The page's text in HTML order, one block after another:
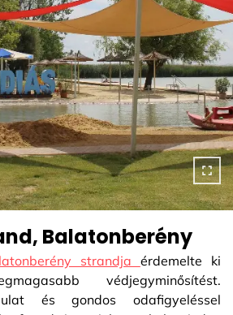
Balatonberény
strandja érdemelte ki
védjegyminősítést.
és gondos odafigyeléssel